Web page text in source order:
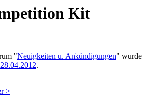
Kit
"Neuigkeiten u. Ankündigungen" wurde
28.04.2012.
>